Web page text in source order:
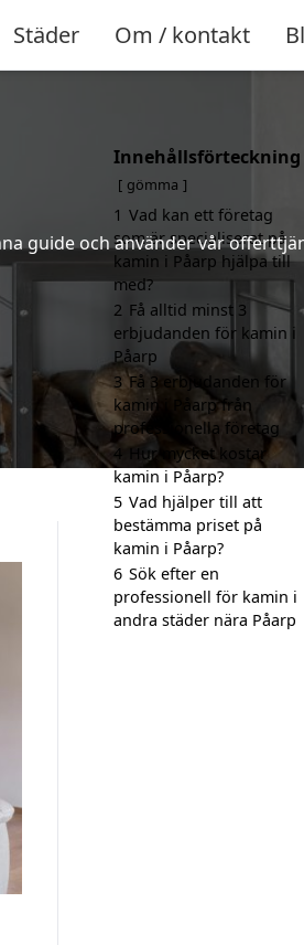
Städer Om / kontakt
guide och använder vår
Innehållsförteckning
gömma
1 Vad kan ett företag
som är specialiserat på
kamin i Påarp hjälpa till
med?
2 Få alltid minst 3
erbjudanden för kamin i
Påarp
3 Få 3 erbjudanden för
kamin i Påarp från
professionella företag
4 Hur mycket kostar
kamin i Påarp?
5 Vad hjälper till att
bestämma priset på
kamin i Påarp?
6 Sök efter en
professionell för kamin i
andra städer nära Påarp